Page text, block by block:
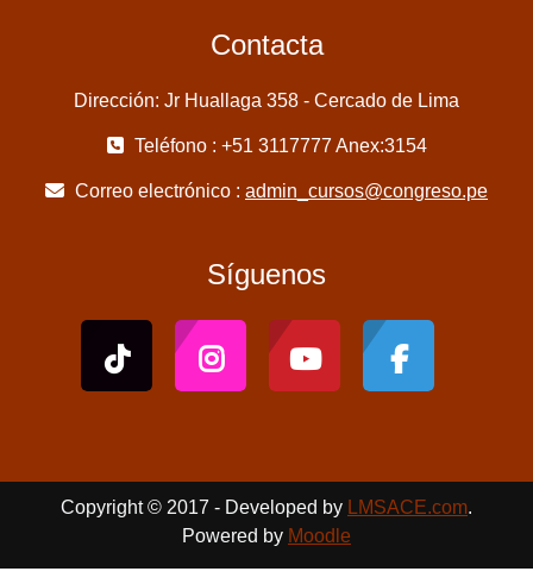
Contacta
Dirección: Jr Huallaga 358 - Cercado de Lima
Teléfono : +51 3117777 Anex:3154
Correo electrónico : admin_cursos@congreso.pe
Síguenos
Copyright © 2017 - Developed by LMSACE.com.
Powered by Moodle